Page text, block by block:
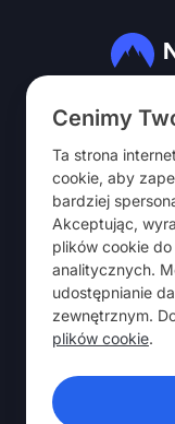
Cenimy
Ta strona
cookie, aby
bardziej
Akceptując,
plików cookie
analitycznych.
udostępnianie
zewnętrznym.
plików cookie.
O nas
Kariera
Okres
Routery
Opinie
Zniżka
Gdzie
Poleć